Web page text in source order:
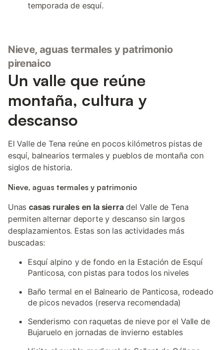
temporada de esquí.
Nieve, aguas termales y patrimonio
pirenaico
Un valle que reúne
montaña, cultura y
descanso
El Valle de Tena reúne en pocos kilómetros pistas de
esquí, balnearios termales y pueblos de montaña con
siglos de historia.
Nieve, aguas termales y patrimonio
Unascasas rurales en la sierradel Valle de Tena
permiten alternar deporte y descanso sin largos
desplazamientos. Estas son las actividades más
buscadas:
Esquí alpino y de fondo en la Estación de Esquí
Panticosa, con pistas para todos los niveles
Baño termal en el Balneario de Panticosa, rodeado
de picos nevados (reserva recomendada)
Senderismo con raquetas de nieve por el Valle de
Bujaruelo en jornadas de invierno estables